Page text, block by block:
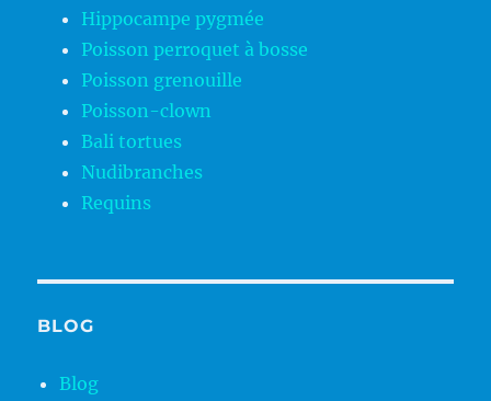
Hippocampe pygmée
Poisson perroquet à bosse
Poisson grenouille
Poisson-clown
Bali tortues
Nudibranches
Requins
BLOG
Blog